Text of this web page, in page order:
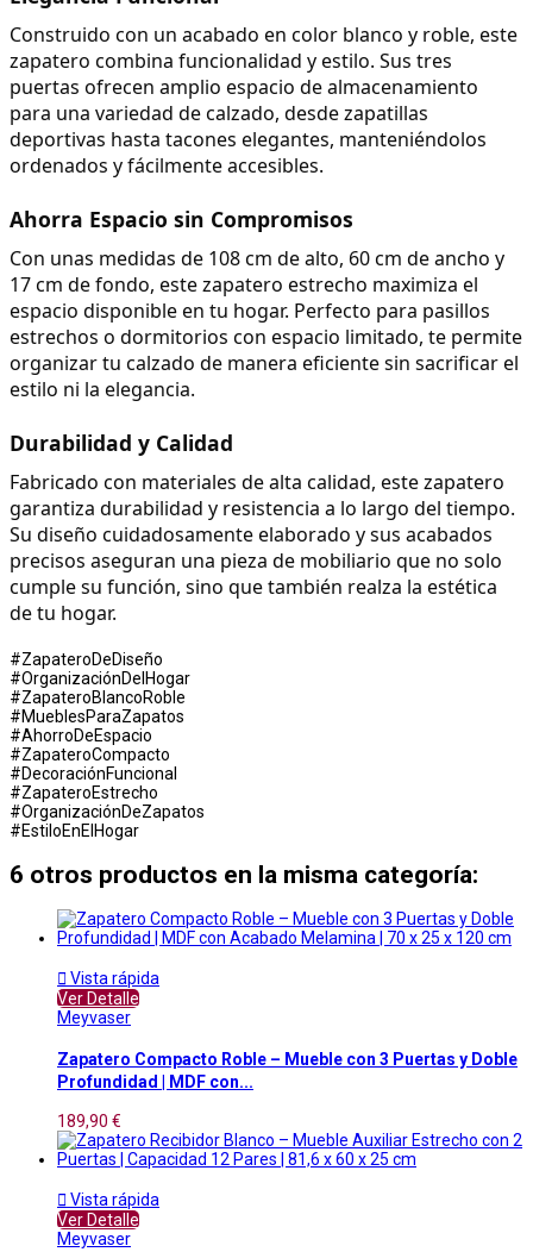
Construido con un acabado en color blanco y roble, este
zapatero combina funcionalidad y estilo. Sus tres
puertas ofrecen amplio espacio de almacenamiento
para una variedad de calzado, desde zapatillas
deportivas hasta tacones elegantes, manteniéndolos
ordenados y fácilmente accesibles.
Ahorra Espacio sin Compromisos
Con unas medidas de 108 cm de alto, 60 cm de ancho y
17 cm de fondo, este zapatero estrecho maximiza el
espacio disponible en tu hogar. Perfecto para pasillos
estrechos o dormitorios con espacio limitado, te permite
organizar tu calzado de manera eficiente sin sacrificar el
estilo ni la elegancia.
Durabilidad y Calidad
Fabricado con materiales de alta calidad, este zapatero
garantiza durabilidad y resistencia a lo largo del tiempo.
Su diseño cuidadosamente elaborado y sus acabados
precisos aseguran una pieza de mobiliario que no solo
cumple su función, sino que también realza la estética
de tu hogar.
#ZapateroDeDiseño
#OrganizaciónDelHogar
#ZapateroBlancoRoble
#MueblesParaZapatos
#AhorroDeEspacio
#ZapateroCompacto
#DecoraciónFuncional
#ZapateroEstrecho
#OrganizaciónDeZapatos
#EstiloEnElHogar
6 otros productos en la misma categoría:
 Vista rápida
Ver Detalle
Meyvaser
Zapatero Compacto Roble – Mueble con 3 Puertas y Doble
Profundidad | MDF con...
189,90 €
 Vista rápida
Ver Detalle
Meyvaser